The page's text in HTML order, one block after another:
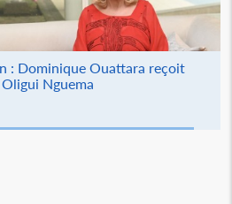
: Dominique Ouattara reçoit
Nguema